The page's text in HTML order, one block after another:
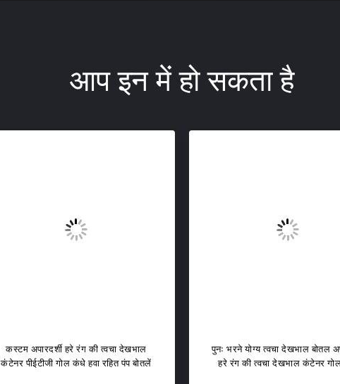
आप इन में हो सकता है
कस्टम अपारदर्शी हरे रंग की त्वचा देखभाल
कंटेनर पीईटीजी गोल कंधे हवा रहित पंप बोतलें
पुनः भरने योग्य त्वचा देखभाल बोतल
हरे रंग की त्वचा देखभाल कंटेनर